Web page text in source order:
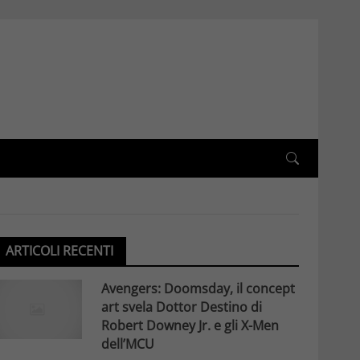
ARTICOLI RECENTI
Avengers: Doomsday, il concept
art svela Dottor Destino di
Robert Downey Jr. e gli X-Men
dell’MCU